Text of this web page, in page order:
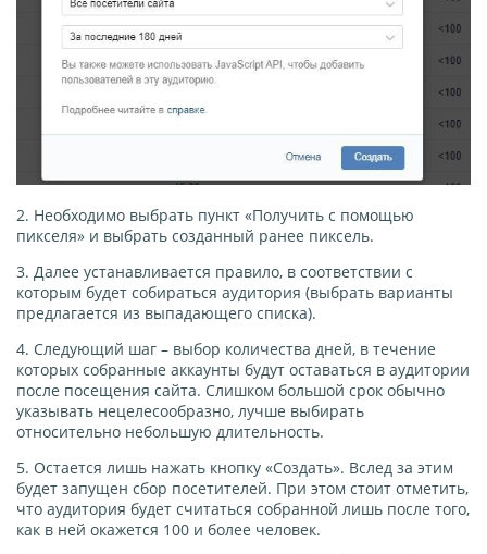
2. Необходимо выбрать пункт «Получить с помощью
пикселя» и выбрать созданный ранее пиксель.
3. Далее устанавливается правило, в соответствии с
которым будет собираться аудитория (выбрать варианты
предлагается из выпадающего списка).
4. Следующий шаг – выбор количества дней, в течение
которых собранные аккаунты будут оставаться в аудитории
после посещения сайта. Слишком большой срок обычно
указывать нецелесообразно, лучше выбирать
относительно небольшую длительность.
5. Остается лишь нажать кнопку «Создать». Вслед за этим
будет запущен сбор посетителей. При этом стоит отметить,
что аудитория будет считаться собранной лишь после того,
как в ней окажется 100 и более человек.